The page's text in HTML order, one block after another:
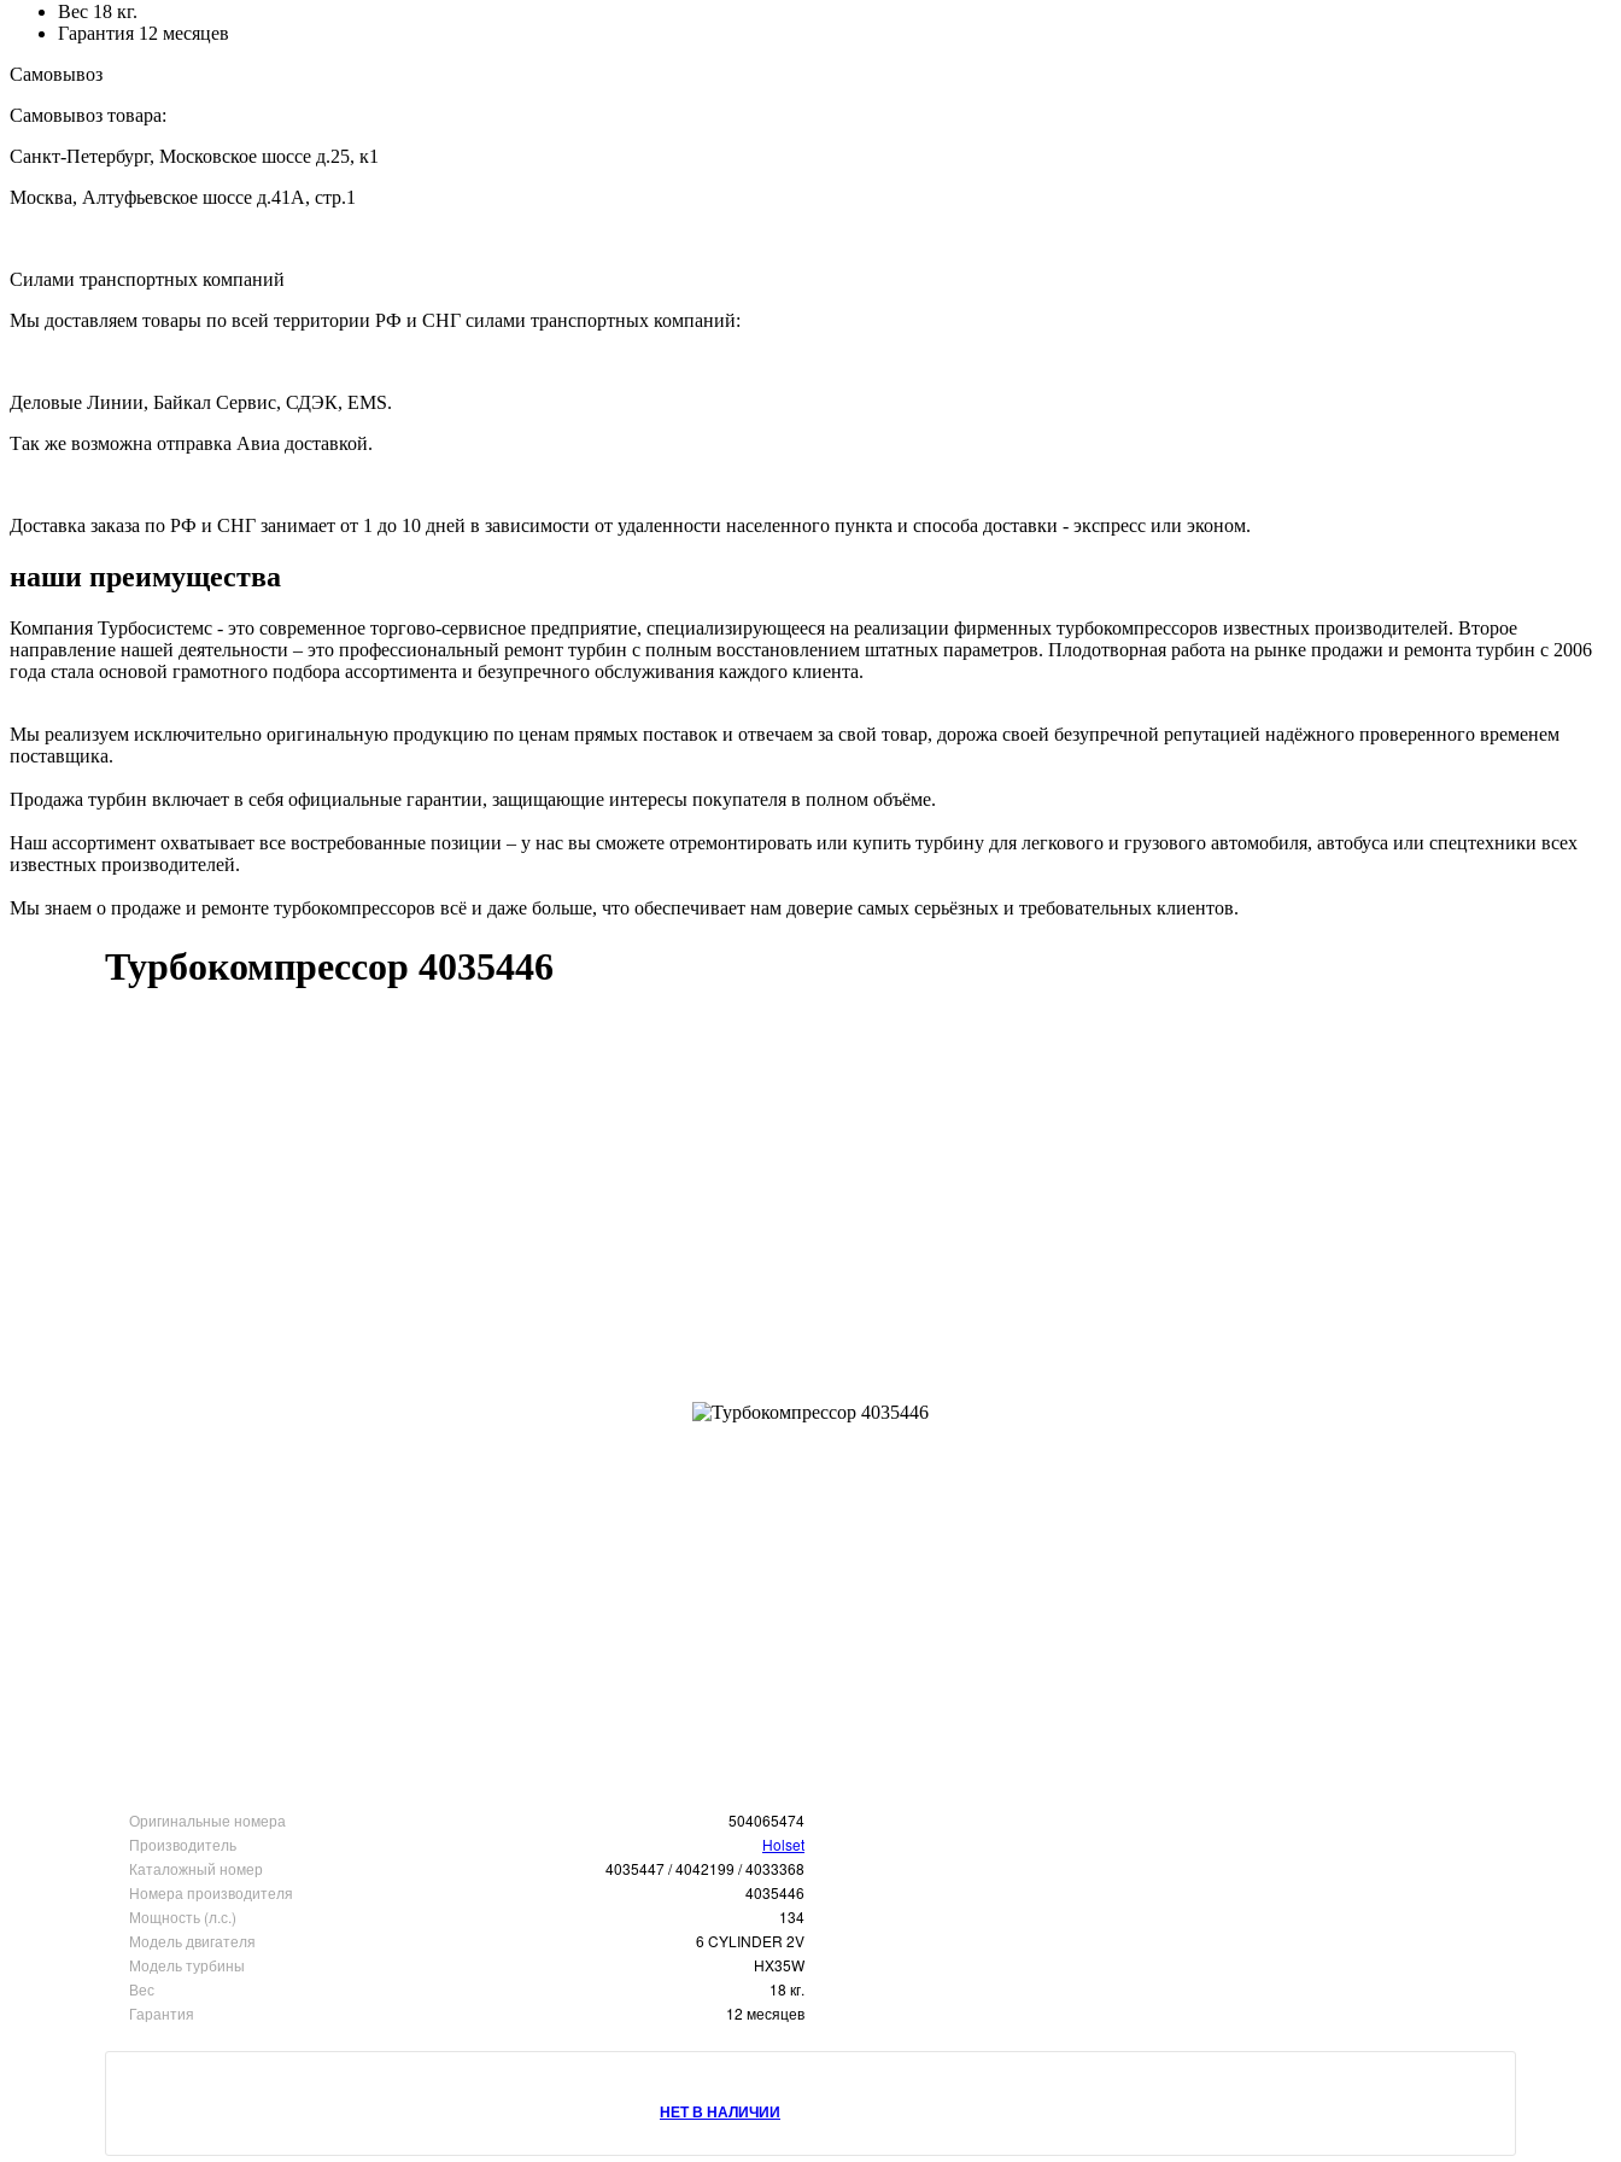
Вес 18 кг.
Гарантия 12 месяцев
Самовывоз
Самовывоз товара:
Санкт-Петербург, Московское шоссе д.25, к1
Москва, Алтуфьевское шоссе д.41А, стр.1
Силами транспортных компаний
Мы доставляем товары по всей территории РФ и СНГ силами транспортных компаний:
Деловые Линии, Байкал Сервис, СДЭК, EMS.
Так же возможна отправка Авиа доставкой.
Доставка заказа по РФ и СНГ занимает от 1 до 10 дней в зависимости от удаленности населенного пункта и способа доставки - экспресс или эконом.
наши преимущества
Компания Турбосистемс - это современное торгово-сервисное предприятие, специализирующееся на реализации фирменных турбокомпрессоров известных производителей. Второе
направление нашей деятельности – это профессиональный ремонт турбин с полным восстановлением штатных параметров. Плодотворная работа на рынке продажи и ремонта турбин с 2006
года стала основой грамотного подбора ассортимента и безупречного обслуживания каждого клиента.
Мы реализуем исключительно оригинальную продукцию по ценам прямых поставок и отвечаем за свой товар, дорожа своей безупречной репутацией надёжного проверенного временем
поставщика.
Продажа турбин включает в себя официальные гарантии, защищающие интересы покупателя в полном объёме.
Наш ассортимент охватывает все востребованные позиции – у нас вы сможете отремонтировать или купить турбину для легкового и грузового автомобиля, автобуса или спецтехники всех
известных производителей.
Мы знаем о продаже и ремонте турбокомпрессоров всё и даже больше, что обеспечивает нам доверие самых серьёзных и требовательных клиентов.
Турбокомпрессор 4035446
Оригинальные номера
504065474
Производитель
Holset
Каталожный номер
4035447 / 4042199 / 4033368
Номера производителя
4035446
Мощность (л.с.)
134
Модель двигателя
6 CYLINDER 2V
Модель турбины
HX35W
Вес
18 кг.
Гарантия
12 месяцев
НЕТ В НАЛИЧИИ